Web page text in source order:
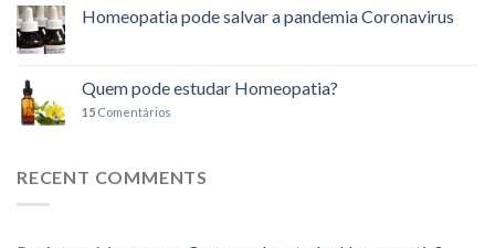
Homeopatia pode salvar a pandemia Coronavirus
Quem pode estudar Homeopatia?
15 Comentários
RECENT COMMENTS